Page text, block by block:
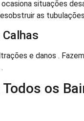
situações
as
e danos .
os